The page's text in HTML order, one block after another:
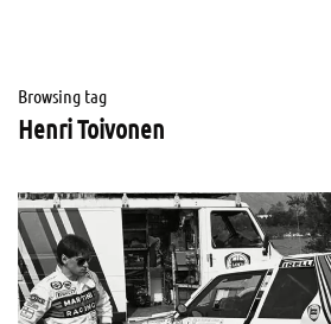
Browsing tag
Henri Toivonen